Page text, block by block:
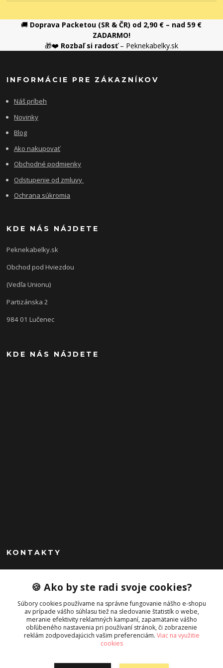
🚚 Doprava Packetou (SR & ČR) od 2,90 € – nad 59 €
ZADARMO!
🎁❤️ Rozbaľ si radosť– Peknekabelky.sk
INFORMÁCIE PRE ZÁKAZNÍKOV
Náš príbeh
Novinky
Blog
Ako nakupovať
Obchodné podmienky
Odstupenie od zmluvy
Ochrana súkromia
KDE NÁS NÁJDETE
Peknekabelky.sk
Obchod pod Hviezdou
(Vedľa Unionu)
Partizánska 2
984 01 Lučenec
KDE NÁS NÁJDETE
KONTAKTY
Peknekabelky.sk
+421 949747302
Po-Pia 10-16
info@peknekabelky.sk
🍪 Ako by ste radi svoje cookies?
Súbory cookies používame na správne fungovanie nášho e-shopu
av prípade vášho súhlasu tiež na sledovanie štatistík o webe,
meranie efektivity reklamných kampaní, zapamätanie vášho
obľúbeného nastavenia pri používaní stránok, či zobrazenie
reklám zodpovedajúcich vašim preferenciám. Viac na využitie
cookies